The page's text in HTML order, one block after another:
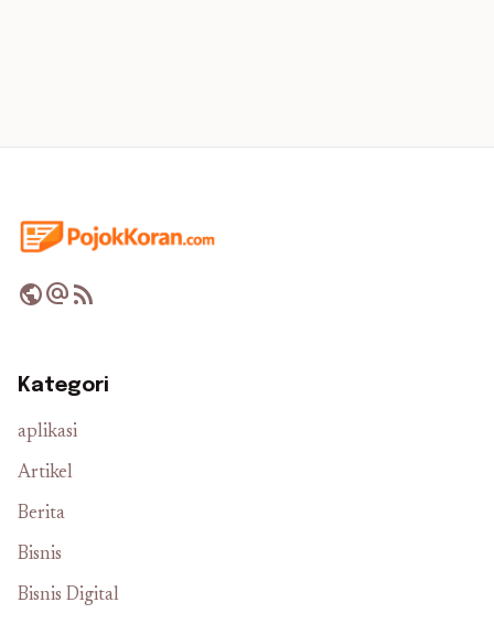
publicalternate_emailrss_feed
Kategori
aplikasi
Artikel
Berita
Bisnis
Bisnis Digital